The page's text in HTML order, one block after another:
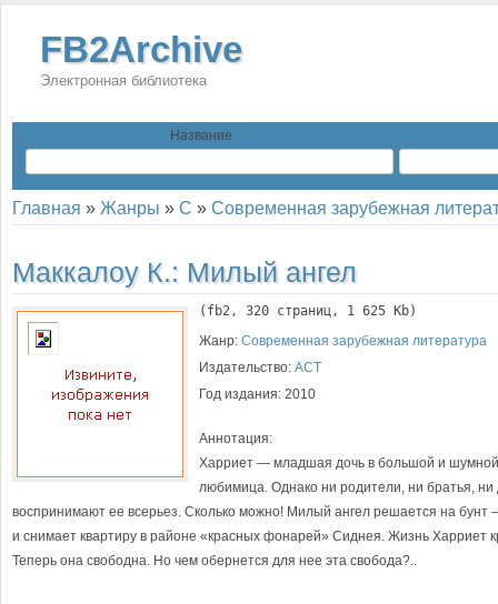
FB2Archive
Электронная библиотека
Название
Главная » Жанры » С » Современная зарубежная
Маккалоу К.: Милый ангел
( fb2, 320 страниц, 1 625 Kb)
Жанр: Современная зарубежная литература
Издательство: АСТ
Год издания: 2010
Аннотация:
Харриет — младшая дочь в большой и
любимица. Однако ни родители, ни братья,
воспринимают ее всерьез. Сколько можно! Милый ангел решается на бунт
и снимает квартиру в районе «красных фонарей» Сиднея. Жизнь Харриет
Теперь она свободна. Но чем обернется для нее эта свобода?..